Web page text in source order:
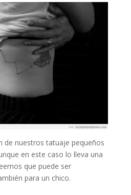
de nuestros tatuaje pequeños
en este caso lo lleva una
que puede ser
para un chico.